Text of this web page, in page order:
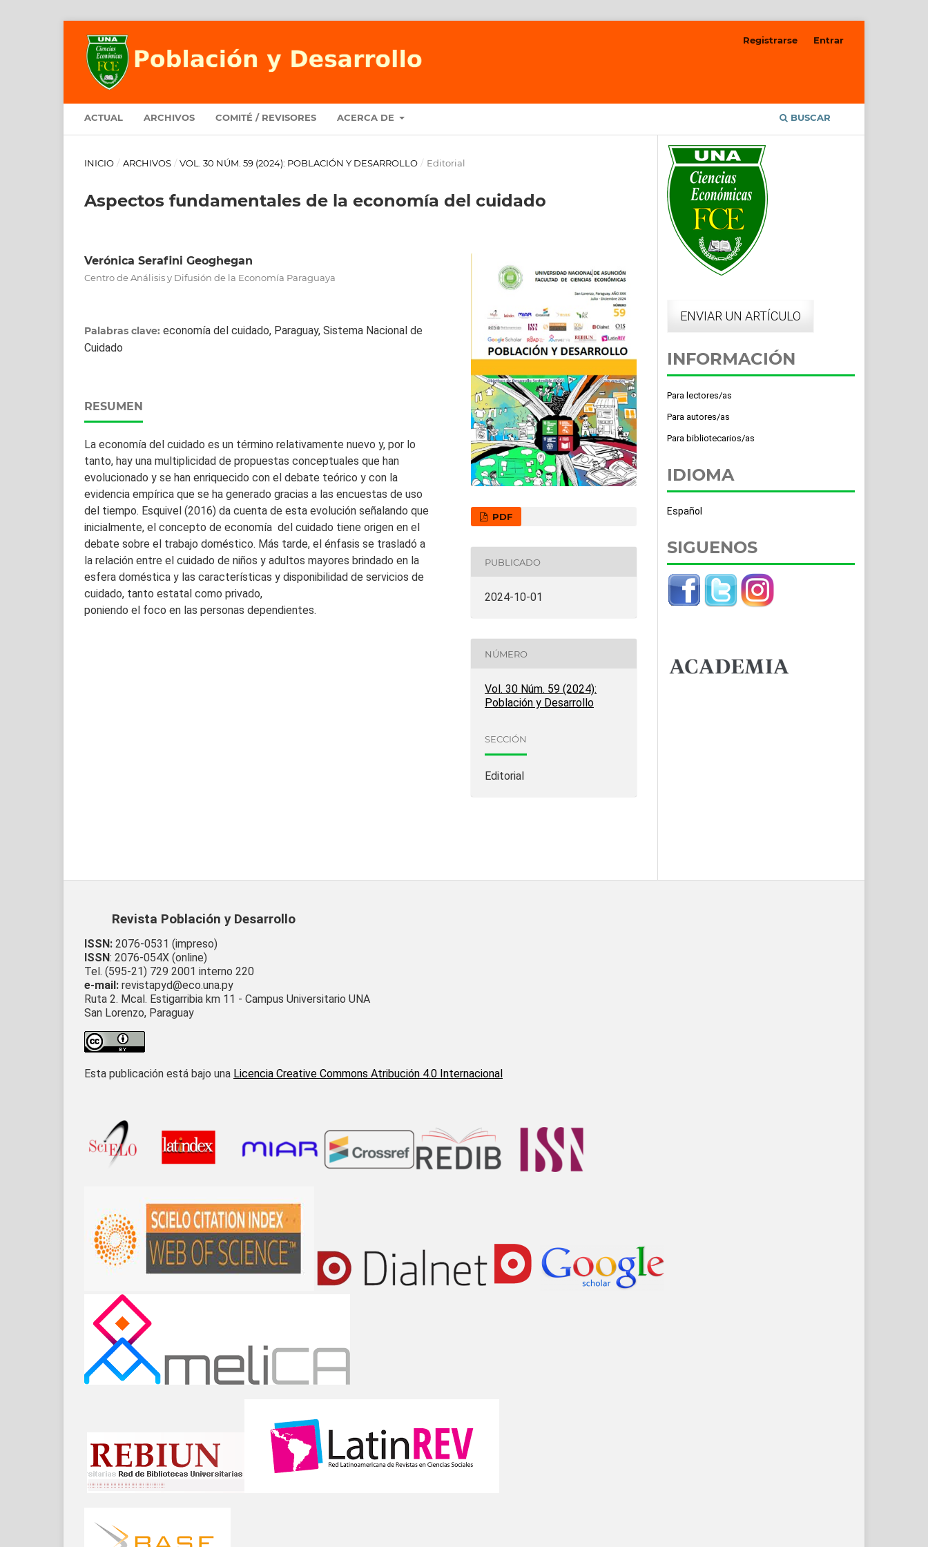
ACTUAL ARCHIVOS COMITÉ / REVISORES ACERCA DE BUSCAR
Registrarse Entrar
INICIO / ARCHIVOS / VOL. 30 NÚM. 59 (2024): POBLACIÓN Y DESARROLLO / Editorial
Aspectos fundamentales de la economía del cuidado
Verónica Serafini Geoghegan
Centro de Análisis y Difusión de la Economía Paraguaya
Palabras clave: economía del cuidado, Paraguay, Sistema Nacional de
Cuidado
RESUMEN
La economía del cuidado es un término relativamente nuevo y, por lo
tanto, hay una multiplicidad de propuestas conceptuales que han
evolucionado y se han enriquecido con el debate teórico y con la
evidencia empírica que se ha generado gracias a las encuestas de uso
del tiempo. Esquivel (2016) da cuenta de esta evolución señalando que
inicialmente, el concepto de economía del cuidado tiene origen en el
debate sobre el trabajo doméstico. Más tarde, el énfasis se trasladó a
la relación entre el cuidado de niños y adultos mayores brindado en la
esfera doméstica y las características y disponibilidad de servicios de
cuidado, tanto estatal como privado,
poniendo el foco en las personas dependientes.
PDF
PUBLICADO
2024-10-01
NÚMERO
Vol. 30 Núm. 59 (2024):
Población y Desarrollo
SECCIÓN
Editorial
ENVIAR UN ARTÍCULO
INFORMACIÓN
Para lectores/as
Para autores/as
Para bibliotecarios/as
IDIOMA
Español
SIGUENOS
Revista Población y Desarrollo
ISSN: 2076-0531 (impreso)
ISSN: 2076-054X (online)
Tel. (595-21) 729 2001 interno 220
e-mail: revistapyd@eco.una.py
Ruta 2. Mcal. Estigarribia km 11 - Campus Universitario UNA
San Lorenzo, Paraguay
Esta publicación está bajo una Licencia Creative Commons Atribución 4.0 Internacional